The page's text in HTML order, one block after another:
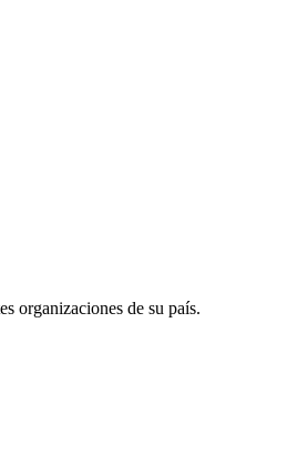
organizaciones de su país.